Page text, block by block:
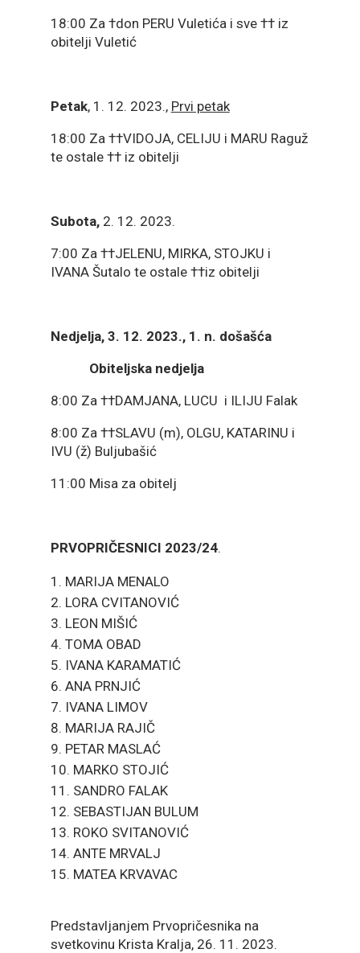
18:00 Za †don PERU Vuletića i sve †† iz
obitelji Vuletić
Petak, 1. 12. 2023., Prvi petak
18:00 Za ††VIDOJA, CELIJU i MARU Raguž
te ostale †† iz obitelji
Subota,2. 12. 2023.
7:00 Za ††JELENU, MIRKA, STOJKU i
IVANA Šutalo te ostale ††iz obitelji
Nedjelja, 3. 12. 2023., 1. n. došašća
Obiteljska nedjelja
8:00 Za ††DAMJANA, LUCU i ILIJU Falak
8:00 Za ††SLAVU (m), OLGU, KATARINU i
IVU (ž) Buljubašić
11:00 Misa za obitelj
PRVOPRIČESNICI 2023/24.
MARIJA MENALO
LORA CVITANOVIĆ
LEON MIŠIĆ
TOMA OBAD
IVANA KARAMATIĆ
ANA PRNJIĆ
IVANA LIMOV
MARIJA RAJIČ
PETAR MASLAĆ
MARKO STOJIĆ
SANDRO FALAK
SEBASTIJAN BULUM
ROKO SVITANOVIĆ
ANTE MRVALJ
MATEA KRVAVAC
Predstavljanjem Prvopričesnika na
svetkovinu Krista Kralja, 26. 11. 2023.